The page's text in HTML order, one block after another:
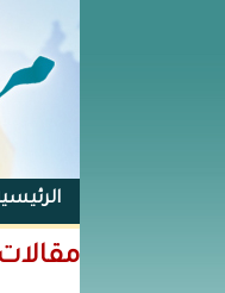
الفيس
مقالات